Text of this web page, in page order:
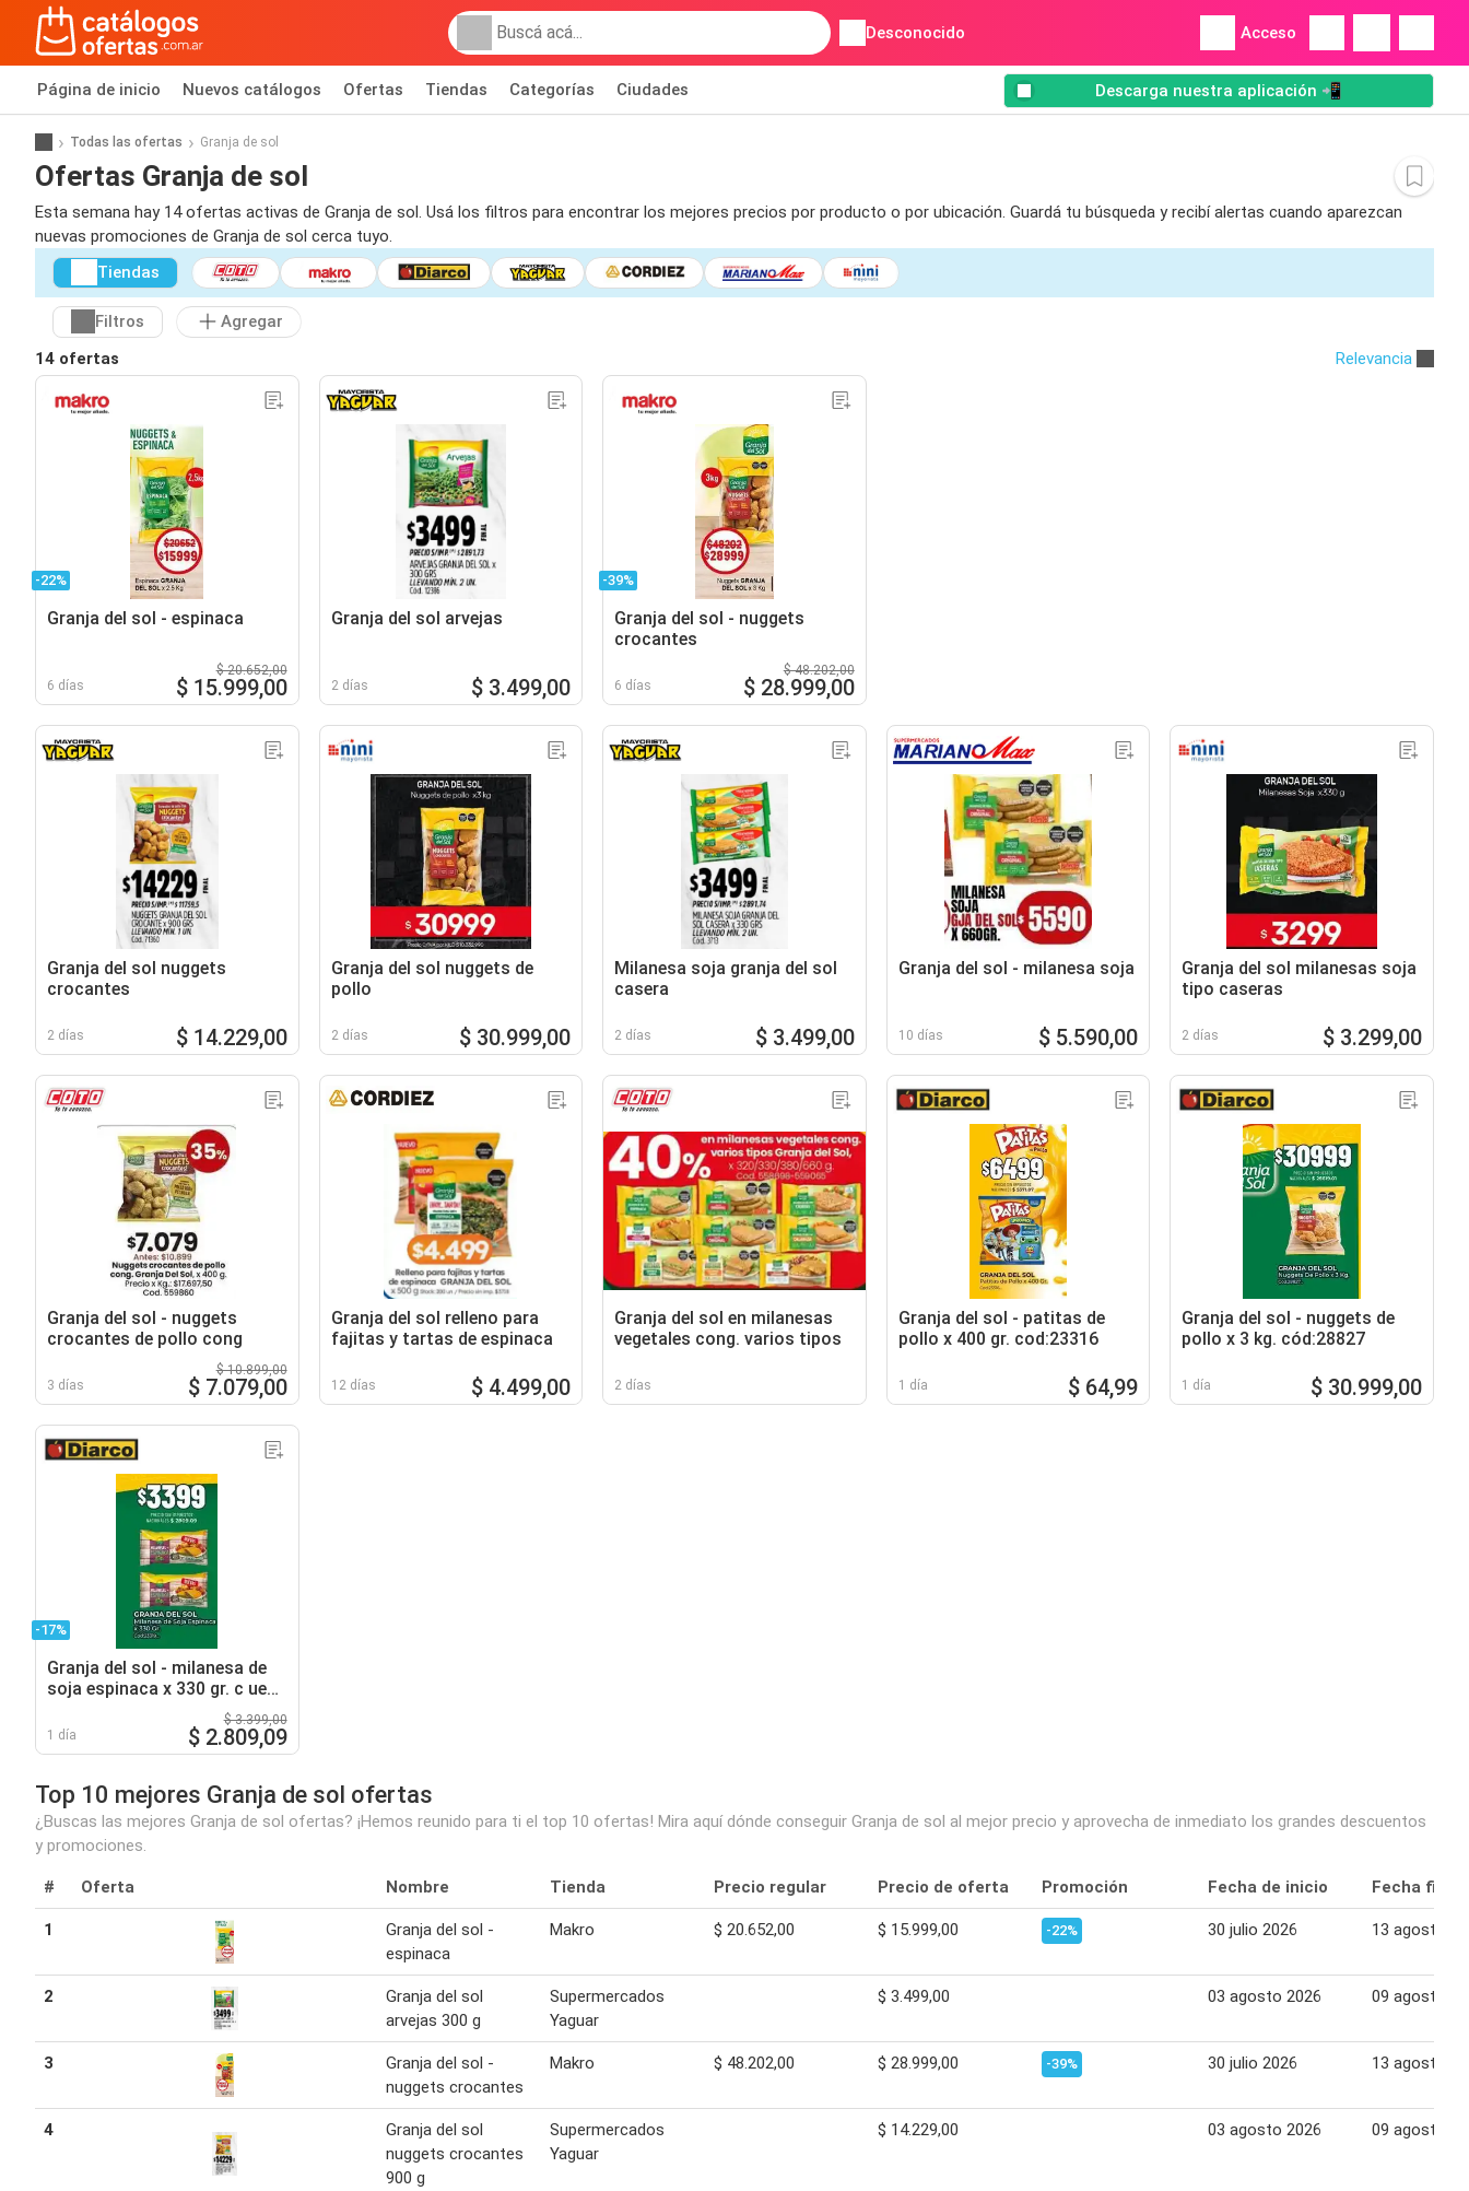
Desconocido Acceso
Página de inicio Nuevos catálogos Ofertas Tiendas Categorías Ciudades Descarga nuestra aplicación 📲
Todas las ofertas Granja de sol
Ofertas Granja de sol
Esta semana hay 14 ofertas activas de Granja de sol. Usá los filtros para encontrar los mejores precios por producto o por ubicación. Guardá tu búsqueda y recibí alertas cuando aparezcan
nuevas promociones de Granja de sol cerca tuyo.
Tiendas
Filtros
Agregar
14 ofertas
Relevancia
-22%
Granja del sol - espinaca
6 días
$ 20.652,00
$ 15.999,00
Granja del sol arvejas
2 días $ 3.499,00
-39%
Granja del sol - nuggets
crocantes
6 días
$ 48.202,00
$ 28.999,00
Granja del sol nuggets
crocantes
2 días $ 14.229,00
Granja del sol nuggets de
pollo
2 días $ 30.999,00
Milanesa soja granja del sol
casera
2 días $ 3.499,00
Granja del sol - milanesa soja
10 días $ 5.590,00
Granja del sol milanesas soja
tipo caseras
2 días $ 3.299,00
Granja del sol - nuggets
crocantes de pollo cong
3 días
$ 10.899,00
$ 7.079,00
Granja del sol relleno para
fajitas y tartas de espinaca
12 días $ 4.499,00
Granja del sol en milanesas
vegetales cong. varios tipos
2 días
Granja del sol - patitas de
pollo x 400 gr. cod:23316
1 día $ 64,99
Granja del sol - nuggets de
pollo x 3 kg. cód:28827
1 día $ 30.999,00
-17%
Granja del sol - milanesa de
soja espinaca x 330 gr. c uevo
1 día
$ 3.399,00
$ 2.809,09
Top 10 mejores Granja de sol ofertas
¿Buscas las mejores Granja de sol ofertas? ¡Hemos reunido para ti el top 10 ofertas! Mira aquí dónde conseguir Granja de sol al mejor precio y aprovecha de inmediato los grandes descuentos
y promociones.
# Oferta Nombre Tienda Precio regular Precio de oferta Promoción Fecha de inicio Fecha final
1
Granja del sol -
espinaca
Makro $ 20.652,00 $ 15.999,00 -22% 30 julio 2026 13 agosto
2
Granja del sol
arvejas 300 g
Supermercados
Yaguar
$ 3.499,00 03 agosto 2026 09 agosto
3
Granja del sol -
nuggets crocantes
Makro $ 48.202,00 $ 28.999,00 -39% 30 julio 2026 13 agosto
4
Granja del sol
nuggets crocantes
900 g
Supermercados
Yaguar
$ 14.229,00 03 agosto 2026 09 agosto